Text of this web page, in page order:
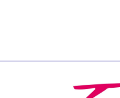
Yves Mersch